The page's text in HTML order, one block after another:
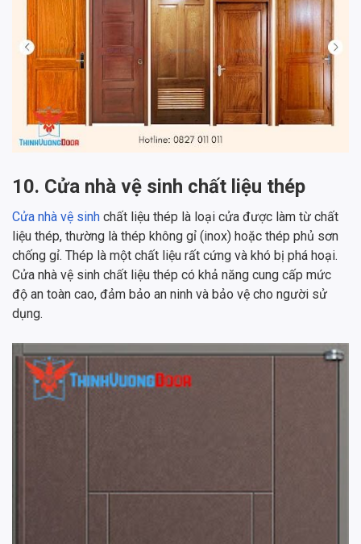
10. Cửa nhà vệ sinh chất liệu thép
Cửa nhà vệ sinh chất liệu thép là loại cửa được làm từ chất
liệu thép, thường là thép không gỉ (inox) hoặc thép phủ sơn
chống gỉ. Thép là một chất liệu rất cứng và khó bị phá hoại.
Cửa nhà vệ sinh chất liệu thép có khả năng cung cấp mức
độ an toàn cao, đảm bảo an ninh và bảo vệ cho người sử
dụng.